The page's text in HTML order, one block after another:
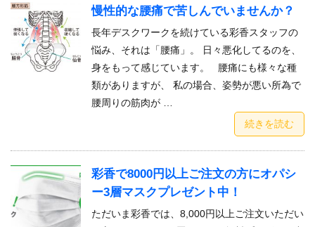
慢性的な腰痛で苦しんでいませんか？
長年デスクワークを続けている彩香スタッフの
悩み、それは「腰痛」。 日々悪化してるのを、
身をもって感じています。 腰痛にも様々な種
類がありますが、 私の場合、姿勢が悪い所為で
腰周りの筋肉が …
続きを読む
彩香で8000円以上ご注文の方にオパシ
ー3層マスクプレゼント中！
ただいま彩香では、8,000円以上ご注文いただい